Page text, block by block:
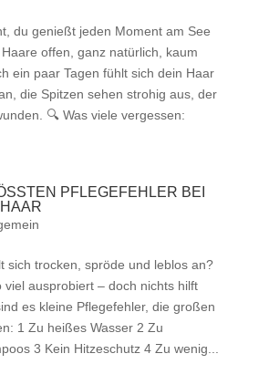
du genießt jeden Moment am See
offen, ganz natürlich, kaum
ein paar Tagen fühlt sich dein Haar
die Spitzen sehen strohig aus, der
🔍 Was viele vergessen:
PFLEGEFEHLER BEI
sich trocken, spröde und leblos an?
viel ausprobiert – doch nichts hilft
es kleine Pflegefehler, die großen
1️ Zu heißes Wasser 2️ Zu
3️ Kein Hitzeschutz 4️ Zu wenig...